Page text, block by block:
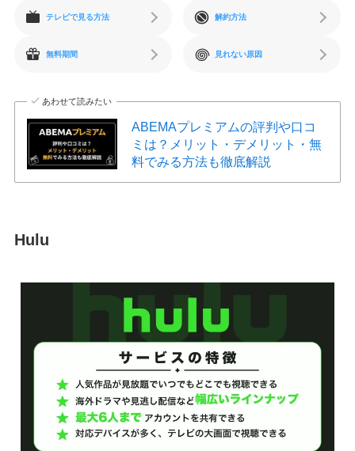
テレビで見る方法 解約方法
無料期間 見れない原因
あわせて読みたい
ABEMAプレミアムの評判や口コ
ミは？メリット・デメリット・無
料でみる方法も徹底解説
Hulu